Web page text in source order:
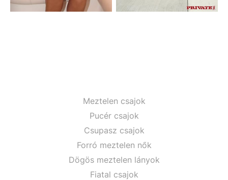
Meztelen csajok
Pucér csajok
Csupasz csajok
Forró meztelen nők
Dögös meztelen lányok
Fiatal csajok